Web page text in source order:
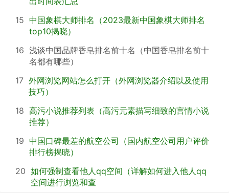
15 中国象棋大师排名（2023最新中国象棋大师排名
top10揭晓）
16 浅谈中国品牌香皂排名前十名（中国香皂排名前十
名都有哪些）
17 外网浏览网站怎么打开（外网浏览器介绍以及使用
技巧）
18 高污小说推荐列表（高污元素描写细致的言情小说
推荐）
19 中国口碑最差的航空公司（国内航空公司用户评价
排行榜揭晓）
20 如何强制查看他人qq空间（详解如何进入他人qq
空间进行浏览和查